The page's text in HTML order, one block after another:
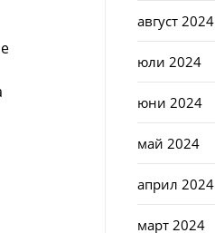
август 2024
юли 2024
юни 2024
май 2024
април 2024
март 2024